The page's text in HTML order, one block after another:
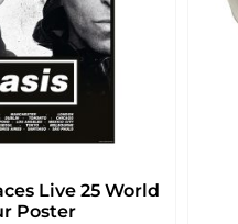
Live 25 World
Poster